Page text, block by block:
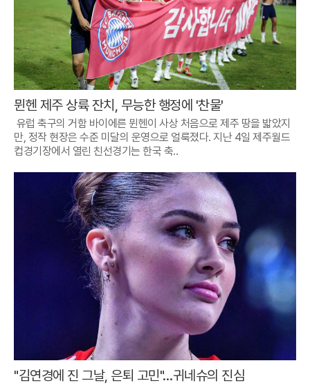
뮌헨 제주 상륙 잔치, 무능한 행정에 '찬물'
유럽 축구의 거함 바이에른 뮌헨이 사상 처음으로 제주 땅을 밟았지
만, 정작 현장은 수준 미달의 운영으로 얼룩졌다. 지난 4일 제주월드
컵경기장에서 열린 친선경기는 한국 축..
"김연경에 진 그날, 은퇴 고민"…귀네슈의 진심